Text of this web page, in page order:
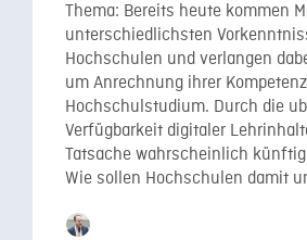
Thema: Bereits heute kommen
unterschiedlichsten
Hochschulen und verlangen
um Anrechnung ihrer
Hochschulstudium. Durch die
Verfügbarkeit digitaler
Tatsache wahrscheinlich
Wie sollen Hochschulen damit